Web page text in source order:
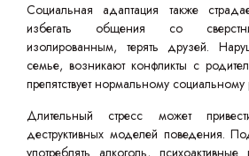
Социальная адаптация также
избегать общения со
изолированным, терять друзей.
семье, возникают конфликты с
препятствует нормальному социальному
Длительный стресс может
деструктивных моделей поведения.